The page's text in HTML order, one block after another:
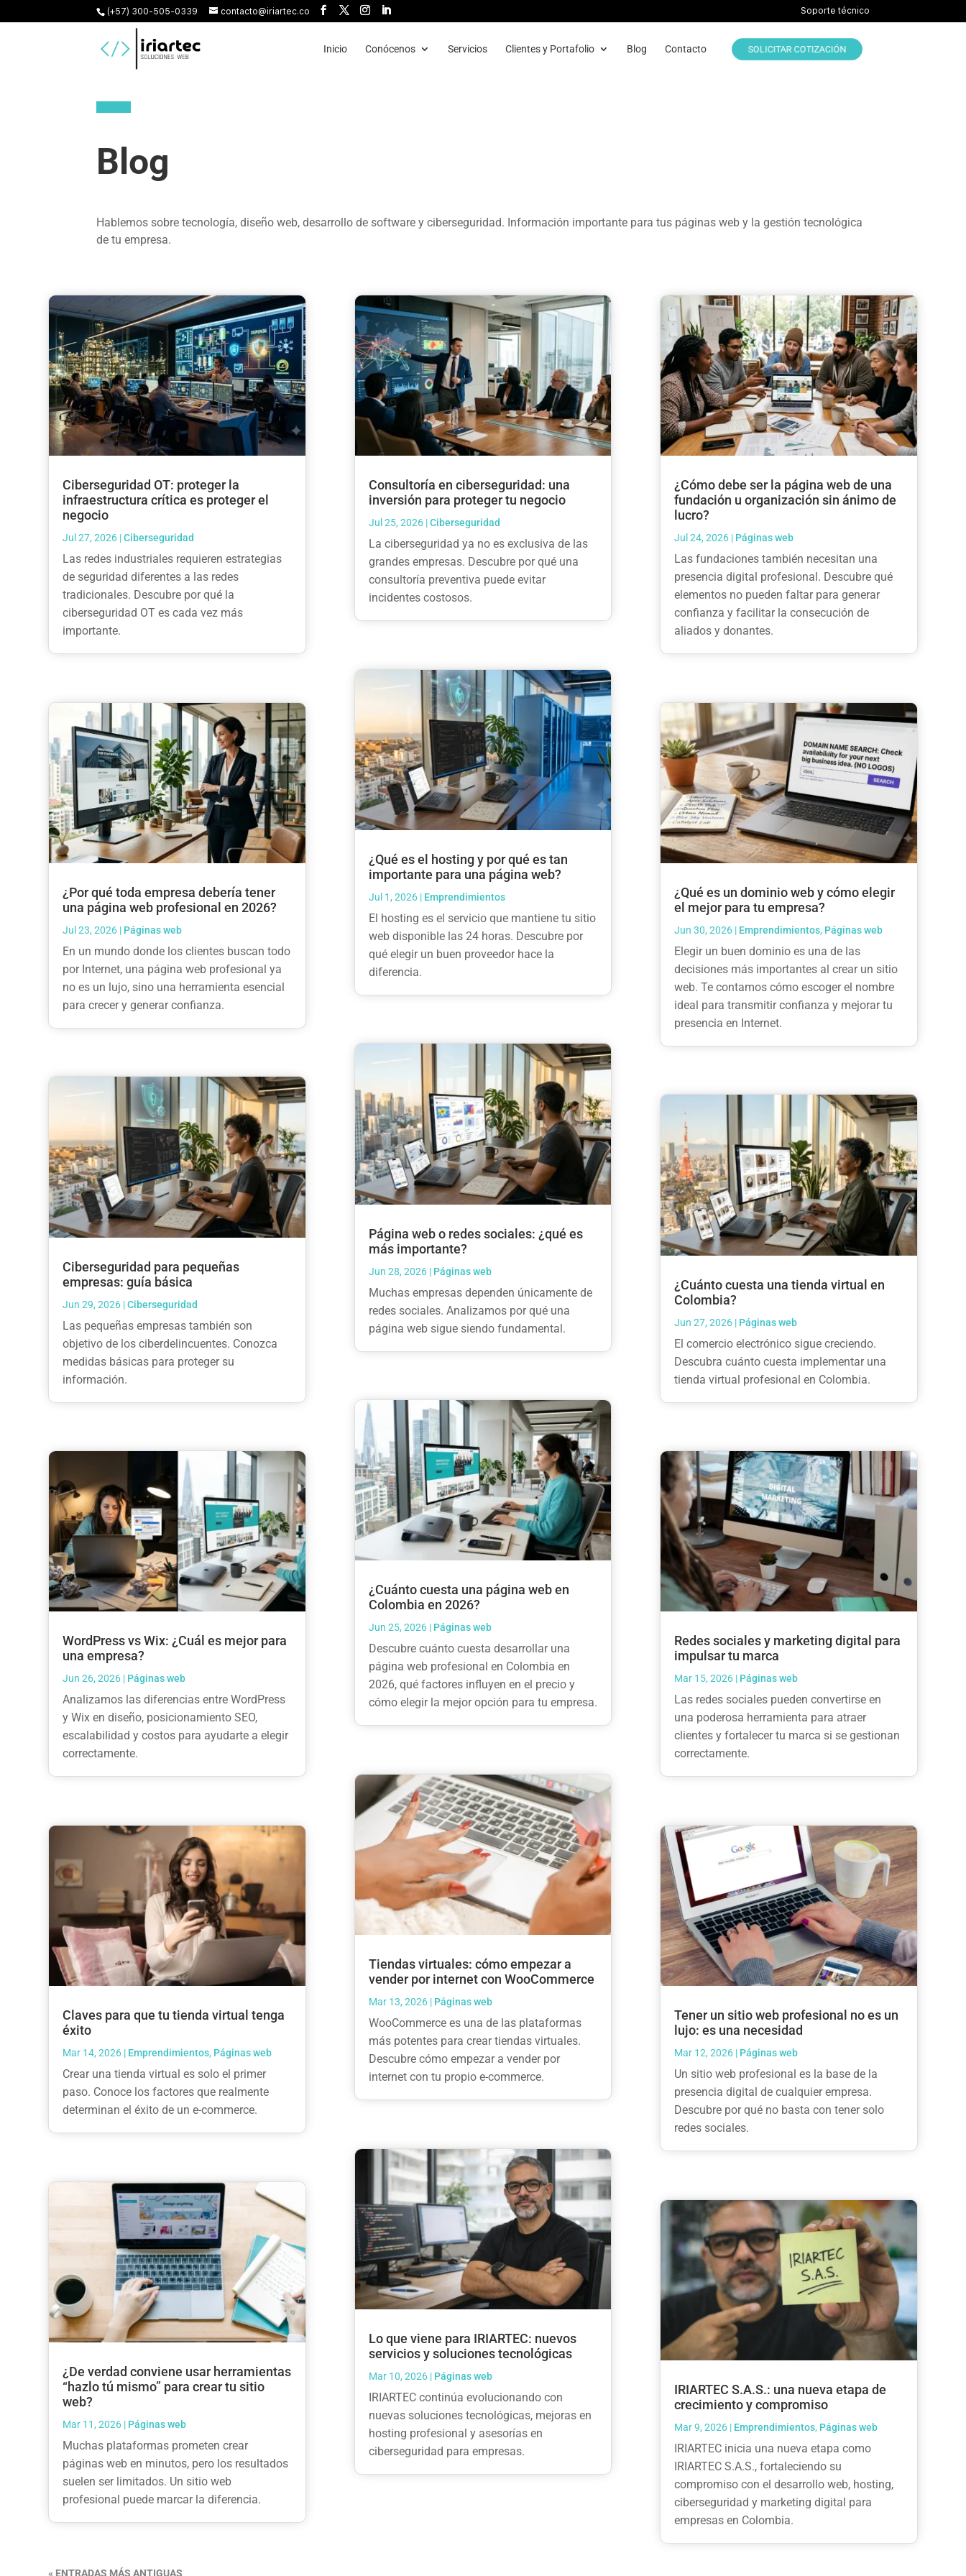
(+57) 300-505-0339 contacto@iriartec.co Soporte técnico
Inicio Conócenos Servicios Clientes y Portafolio Blog Contacto SOLICITAR COTIZACIÓN
Blog
Hablemos sobre tecnología, diseño web, desarrollo de software y ciberseguridad. Información importante para tus páginas web y la gestión tecnológica
de tu empresa.
Ciberseguridad OT: proteger la
infraestructura crítica es proteger el
negocio
Jul 27, 2026 |Ciberseguridad
Las redes industriales requieren estrategias
de seguridad diferentes a las redes
tradicionales. Descubre por qué la
ciberseguridad OT es cada vez más
importante.
¿Por qué toda empresa debería tener
una página web profesional en 2026?
Jul 23, 2026 | Páginas web
En un mundo donde los clientes buscan todo
por Internet, una página web profesional ya
no es un lujo, sino una herramienta esencial
para crecer y generar confianza.
Ciberseguridad para pequeñas
empresas: guía básica
Jun 29, 2026 |Ciberseguridad
Las pequeñas empresas también son
objetivo de los ciberdelincuentes. Conozca
medidas básicas para proteger su
información.
WordPress vs Wix: ¿Cuál es mejor para
una empresa?
Jun 26, 2026 | Páginas web
Analizamos las diferencias entre WordPress
y Wix en diseño, posicionamiento SEO,
escalabilidad y costos para ayudarte a elegir
correctamente.
Claves para que tu tienda virtual tenga
éxito
Mar 14, 2026 | Emprendimientos, Páginas web
Crear una tienda virtual es solo el primer
paso. Conoce los factores que realmente
determinan el éxito de un e-commerce.
¿De verdad conviene usar herramientas
“hazlo tú mismo” para crear tu sitio
web?
Mar 11, 2026 | Páginas web
Muchas plataformas prometen crear
páginas web en minutos, pero los resultados
suelen ser limitados. Un sitio web
profesional puede marcar la diferencia.
Consultoría en ciberseguridad: una
inversión para proteger tu negocio
Jul 25, 2026|Ciberseguridad
La ciberseguridad ya no es exclusiva de las
grandes empresas. Descubre por qué una
consultoría preventiva puede evitar
incidentes costosos.
¿Qué es el hosting y por qué es tan
importante para una página web?
Jul 1, 2026| Emprendimientos
El hosting es el servicio que mantiene tu sitio
web disponible las 24 horas. Descubre por
qué elegir un buen proveedor hace la
diferencia.
Página web o redes sociales: ¿qué es
más importante?
Jun 28, 2026| Páginas web
Muchas empresas dependen únicamente de
redes sociales. Analizamos por qué una
página web sigue siendo fundamental.
¿Cuánto cuesta una página web en
Colombia en 2026?
Jun 25, 2026| Páginas web
Descubre cuánto cuesta desarrollar una
página web profesional en Colombia en
2026, qué factores influyen en el precio y
cómo elegir la mejor opción para tu empresa.
Tiendas virtuales: cómo empezar a
vender por internet con WooCommerce
Mar 13, 2026| Páginas web
WooCommerce es una de las plataformas
más potentes para crear tiendas virtuales.
Descubre cómo empezar a vender por
internet con tu propio e-commerce.
Lo que viene para IRIARTEC: nuevos
servicios y soluciones tecnológicas
Mar 10, 2026| Páginas web
IRIARTEC continúa evolucionando con
nuevas soluciones tecnológicas, mejoras en
hosting profesional y asesorías en
ciberseguridad para empresas.
¿Cómo debe ser la página web de una
fundación u organización sin ánimo de
lucro?
Jul 24, 2026| Páginas web
Las fundaciones también necesitan una
presencia digital profesional. Descubre qué
elementos no pueden faltar para generar
confianza y facilitar la consecución de
aliados y donantes.
¿Qué es un dominio web y cómo elegir
el mejor para tu empresa?
Jun 30, 2026| Emprendimientos, Páginas web
Elegir un buen dominio es una de las
decisiones más importantes al crear un sitio
web. Te contamos cómo escoger el nombre
ideal para transmitir confianza y mejorar tu
presencia en Internet.
¿Cuánto cuesta una tienda virtual en
Colombia?
Jun 27, 2026| Páginas web
El comercio electrónico sigue creciendo.
Descubra cuánto cuesta implementar una
tienda virtual profesional en Colombia.
Redes sociales y marketing digital para
impulsar tu marca
Mar 15, 2026| Páginas web
Las redes sociales pueden convertirse en
una poderosa herramienta para atraer
clientes y fortalecer tu marca si se gestionan
correctamente.
Tener un sitio web profesional no es un
lujo: es una necesidad
Mar 12, 2026| Páginas web
Un sitio web profesional es la base de la
presencia digital de cualquier empresa.
Descubre por qué no basta con tener solo
redes sociales.
IRIARTEC S.A.S.: una nueva etapa de
crecimiento y compromiso
Mar 9, 2026| Emprendimientos, Páginas web
IRIARTEC inicia una nueva etapa como
IRIARTEC S.A.S., fortaleciendo su
compromiso con el desarrollo web, hosting,
ciberseguridad y marketing digital para
empresas en Colombia.
« ENTRADAS MÁS ANTIGUAS